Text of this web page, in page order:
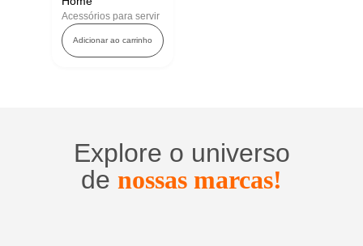
Acessórios para servir
Adicionar ao carrinho
Explore o universo
de nossas marcas!